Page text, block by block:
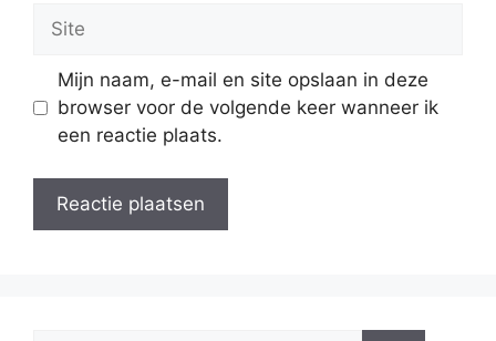
Site
Mijn naam, e-mail en site opslaan in deze
browser voor de volgende keer wanneer ik
een reactie plaats.